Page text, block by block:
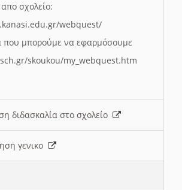
σχολείο:
webquest/
που μπορούμε να εφαρμόσουμε
skoukou/my_webquest.htm
διδασκαλία στο σχολείο
γενικο